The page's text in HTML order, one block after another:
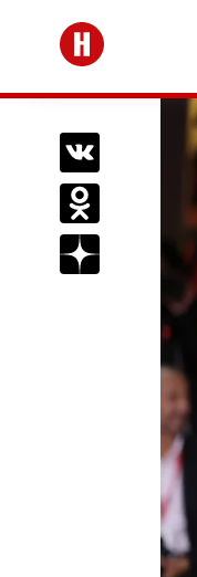
Перейти на
Поделиться
Поделиться в
Подписаться на